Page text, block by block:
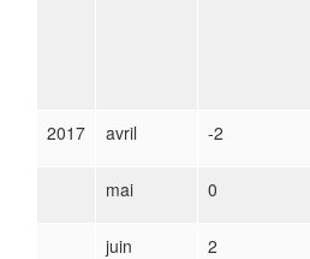
2017 avril -2
mai 0
juin 2